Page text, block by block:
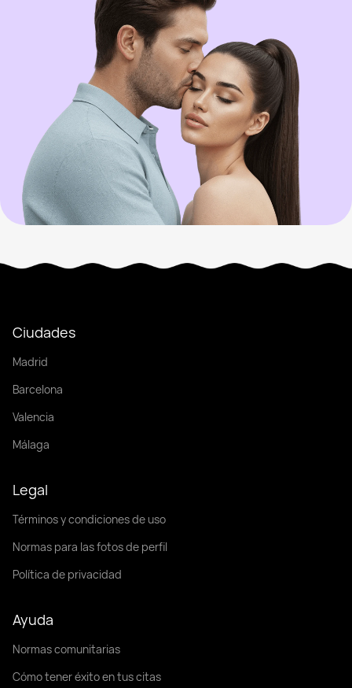
Ciudades
Madrid
Barcelona
Valencia
Málaga
Legal
Términos y condiciones de uso
Normas para las fotos de perfil
Política de privacidad
Ayuda
Normas comunitarias
Cómo tener éxito en tus citas